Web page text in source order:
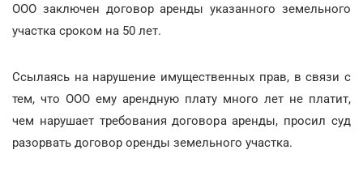
ООО заключен договор аренды указанного земельного
участка сроком на 50 лет.
Ссылаясь на нарушение имущественных прав, в связи с
тем, что ООО ему арендную плату много лет не платит,
чем нарушает требования договора аренды, просил суд
разорвать договор оренды земельного участка.